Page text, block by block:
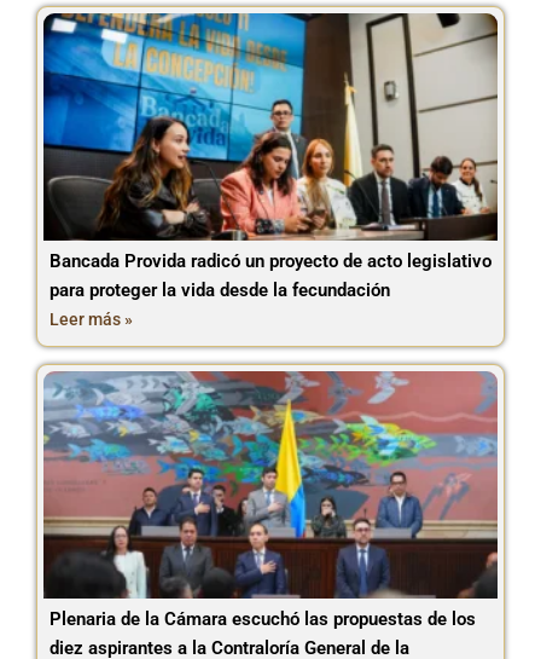
Bancada Provida radicó un proyecto de acto legislativo
para proteger la vida desde la fecundación
Leer más »
Plenaria de la Cámara escuchó las propuestas de los
diez aspirantes a la Contraloría General de la